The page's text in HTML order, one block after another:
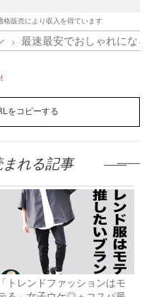
販売により収入を得ています
最速最安でおしゃれになる
をコピーする
れる記事
「トレンドファッションはモ